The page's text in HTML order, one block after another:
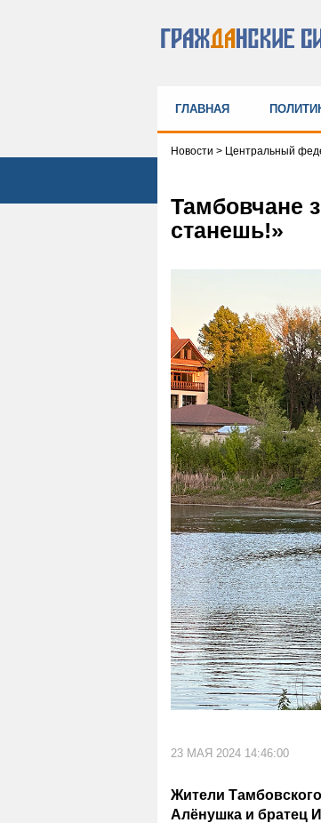
ГЛАВНАЯ
Новости > Центральный
Тамбовчане
станешь!»
23 МАЯ 2024 14:46:00
Жители
Алёнушка и братец